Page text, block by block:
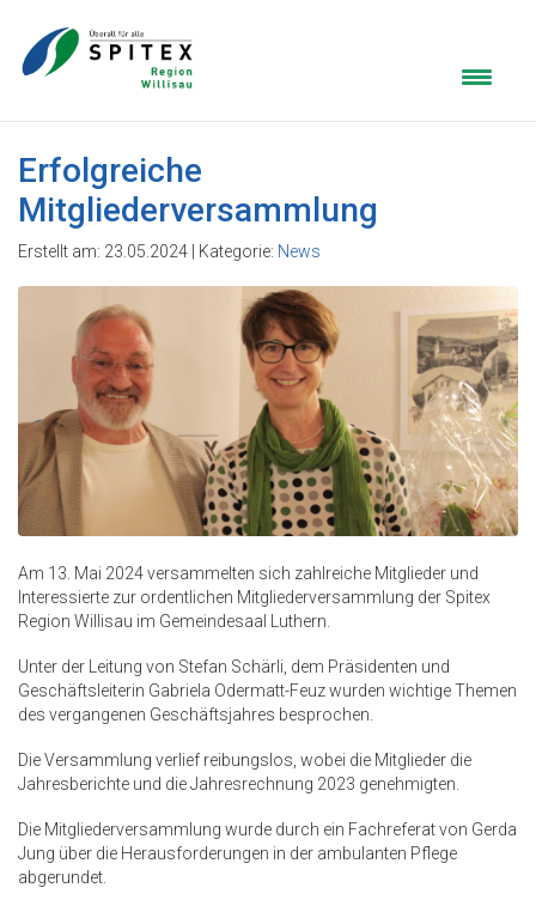
Erfolgreiche
Mitgliederversammlung
Erstellt am: 23.05.2024 | Kategorie: News
Am 13. Mai 2024 versammelten sich zahlreiche Mitglieder und
Interessierte zur ordentlichen Mitgliederversammlung der Spitex
Region Willisau im Gemeindesaal Luthern.
Unter der Leitung von Stefan Schärli, dem Präsidenten und
Geschäftsleiterin Gabriela Odermatt-Feuz wurden wichtige Themen
des vergangenen Geschäftsjahres besprochen.
Die Versammlung verlief reibungslos, wobei die Mitglieder die
Jahresberichte und die Jahresrechnung 2023 genehmigten.
Die Mitgliederversammlung wurde durch ein Fachreferat von Gerda
Jung über die Herausforderungen in der ambulanten Pflege
abgerundet.